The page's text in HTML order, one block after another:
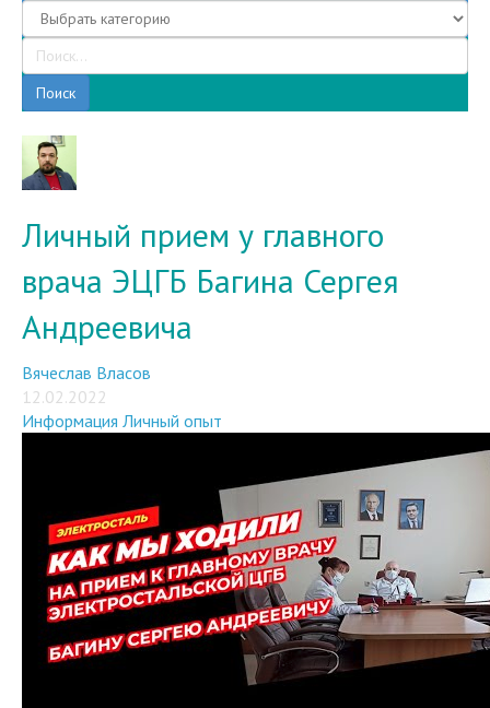
Поиск
Личный прием у главного
врача ЭЦГБ Багина Сергея
Андреевича
Вячеслав Власов
12.02.2022
Информация Личный опыт